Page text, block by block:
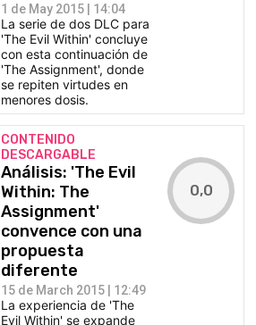
1 de May 2015 | 14:04
La serie de dos DLC para
'The Evil Within' concluye
con esta continuación de
'The Assignment', donde
se repiten virtudes en
menores dosis.
CONTENIDO
DESCARGABLE
Análisis: 'The Evil
Within: The
Assignment'
convence con una
propuesta
diferente
15 de March 2015 | 12:49
La experiencia de 'The
Evil Within' se expande
0,0